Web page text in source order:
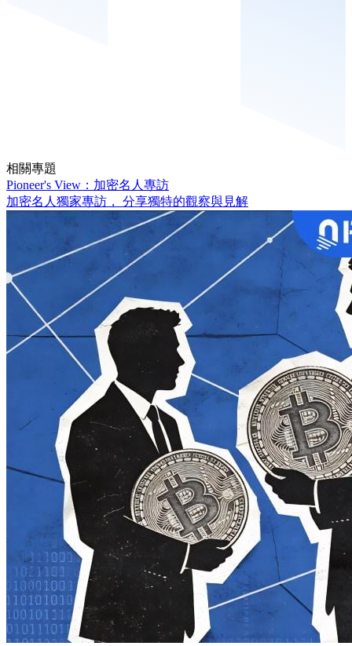
相關專題
Pioneer's View：加密名人專訪
加密名人獨家專訪， 分享獨特的觀察與見解